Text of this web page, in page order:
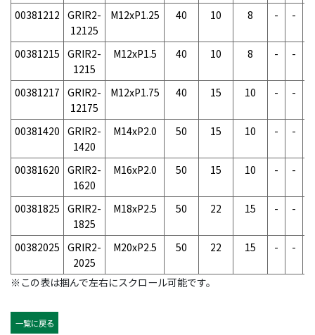
00381212 GRIR2-
12125
M12xP1.25 40 10 8 - -
00381215 GRIR2-
1215
M12xP1.5 40 10 8 - -
00381217 GRIR2-
12175
M12xP1.75 40 15 10 - -
00381420 GRIR2-
1420
M14xP2.0 50 15 10 - -
00381620 GRIR2-
1620
M16xP2.0 50 15 10 - -
00381825 GRIR2-
1825
M18xP2.5 50 22 15 - -
00382025 GRIR2-
2025
M20xP2.5 50 22 15 - -
※この表は掴んで左右にスクロール可能です。
一覧に戻る